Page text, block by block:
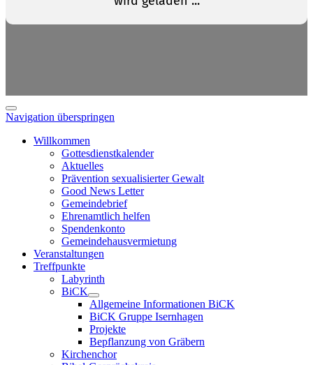
Navigation überspringen
Willkommen
Gottesdienstkalender
Aktuelles
Prävention sexualisierter Gewalt
Good News Letter
Gemeindebrief
Ehrenamtlich helfen
Spendenkonto
Gemeindehausvermietung
Veranstaltungen
Treffpunkte
Labyrinth
BiCK
Allgemeine Informationen BiCK
BiCK Gruppe Isernhagen
Projekte
Bepflanzung von Gräbern
Kirchenchor